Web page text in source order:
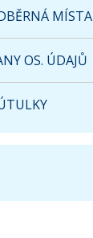
MÍSTA
OS. ÚDAJŮ